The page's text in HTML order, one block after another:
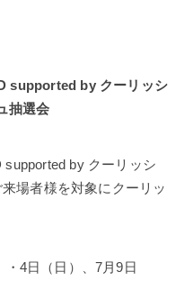
supported by クーリッシ
抽選会
supported by クーリッシ
場者様を対象にクーリッ
・4日（日）、7月9日